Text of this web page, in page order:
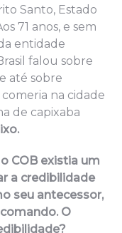
Santo, Estado
71 anos, e sem
entidade
falou sobre
até sobre
na cidade
de capixaba
COB existia um
a credibilidade
seu antecessor,
O